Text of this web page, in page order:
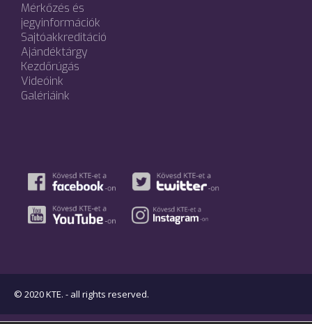
Mérkőzés és
jegyinformációk
Sajtóakkreditáció
Ajándéktárgy
Kezdőrúgás
Videóink
Galériáink
© 2020 KTE. - all rights reserved.